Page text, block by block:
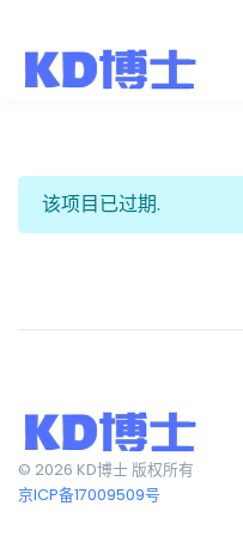
该项目已过期.
© 2026 KD博士 版权所有
京ICP备17009509号